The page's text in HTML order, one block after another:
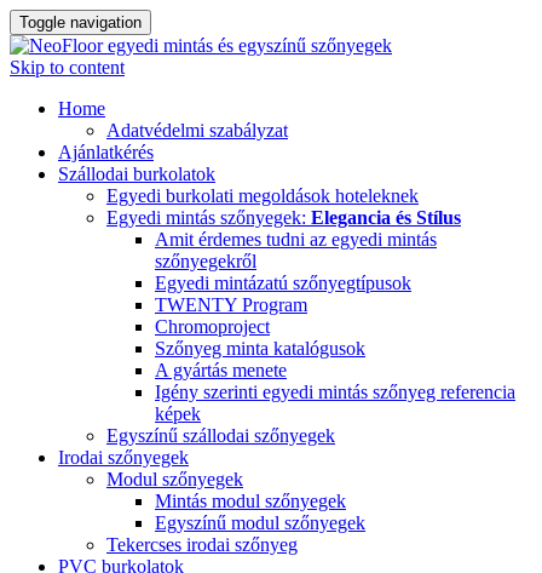
Toggle navigation
Skip to content
Home
Adatvédelmi szabályzat
Ajánlatkérés
Szállodai burkolatok
Egyedi burkolati megoldások hoteleknek
Egyedi mintás szőnyegek: Elegancia és Stílus
Amit érdemes tudni az egyedi mintás
szőnyegekről
Egyedi mintázatú szőnyegtípusok
TWENTY Program
Chromoproject
Szőnyeg minta katalógusok
A gyártás menete
Igény szerinti egyedi mintás szőnyeg referencia
képek
Egyszínű szállodai szőnyegek
Irodai szőnyegek
Modul szőnyegek
Mintás modul szőnyegek
Egyszínű modul szőnyegek
Tekercses irodai szőnyeg
PVC burkolatok